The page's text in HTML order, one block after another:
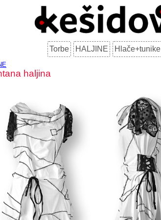
Torbe HALJINE Hlače+tunike
haljina